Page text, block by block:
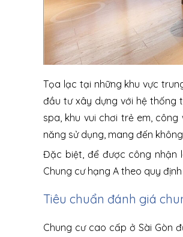
Tọa lạc tại những khu vực
đầu tư xây dựng với hệ thống
spa, khu vui chơi trẻ em,
năng sử dụng, mang đến
Đặc biệt, để được công nhận
Chung cư hạng A theo quy
Tiêu chuẩn đánh giá
Chung cư cao cấp ở Sài Gòn